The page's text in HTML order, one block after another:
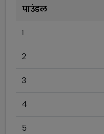
पाउंडल
1
2
3
4
5